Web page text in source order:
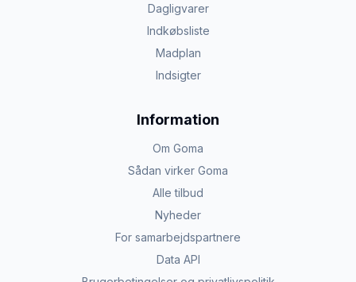
Dagligvarer
Indkøbsliste
Madplan
Indsigter
Information
Om Goma
Sådan virker Goma
Alle tilbud
Nyheder
For samarbejdspartnere
Data API